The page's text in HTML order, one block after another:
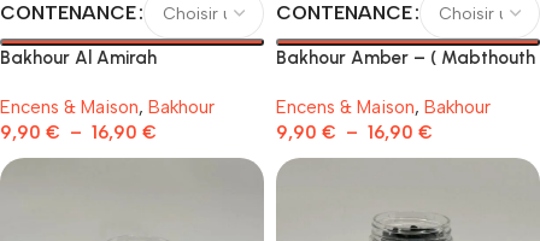
CONTENANCE
Bakhour Al Amirah
Encens & Maison, Bakhour
9,90 € – 16,90 €
CONTENANCE
Bakhour Amber – ( Mabthouth
Encens & Maison, Bakhour
9,90 € – 16,90 €